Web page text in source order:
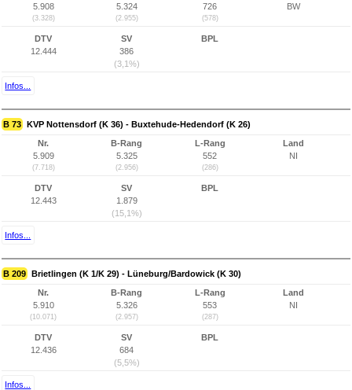
5.908
(3.328)
5.324
(2.955)
726
(578)
BW
DTV
12.444
SV
386
(3,1%)
BPL
Infos...
B 73 KVP Nottensdorf (K 36) - Buxtehude-Hedendorf (K 26)
Nr.
5.909
(7.718)
B-Rang
5.325
(2.956)
L-Rang
552
(286)
Land
NI
DTV
12.443
SV
1.879
(15,1%)
BPL
Infos...
B 209 Brietlingen (K 1/K 29) - Lüneburg/Bardowick (K 30)
Nr.
5.910
(10.071)
B-Rang
5.326
(2.957)
L-Rang
553
(287)
Land
NI
DTV
12.436
SV
684
(5,5%)
BPL
Infos...